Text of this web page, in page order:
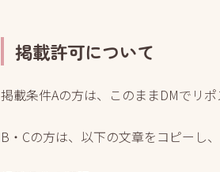
掲載許可について
掲載条件Aの方は、このままDMでリ
B・Cの方は、以下の文章をコピーし